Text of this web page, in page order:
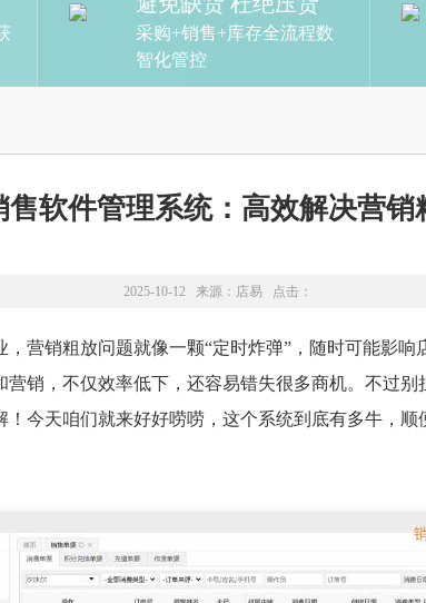
采购+销售+库存全流程数
智化管控
售软件管理系统：高效解决营销
2025-10-12 来源： 店易 点击：
营销粗放问题就像一颗“定时炸弹”，随时可能影
营销，不仅效率低下，还容易错失很多商机。不过别
！今天咱们就来好好唠唠，这个系统到底有多牛，